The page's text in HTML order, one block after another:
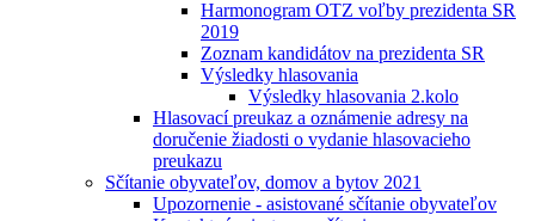
Harmonogram OTZ voľby prezidenta SR
2019
Zoznam kandidátov na prezidenta SR
Výsledky hlasovania
Výsledky hlasovania 2.kolo
Hlasovací preukaz a oznámenie adresy na
doručenie žiadosti o vydanie hlasovacieho
preukazu
Sčítanie obyvateľov, domov a bytov 2021
Upozornenie - asistované sčítanie obyvateľov